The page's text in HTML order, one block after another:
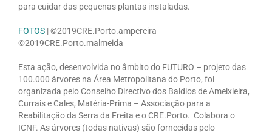
para cuidar das pequenas plantas instaladas.
FOTOS | ©2019CRE.Porto.ampereira
©2019CRE.Porto.malmeida
Esta ação, desenvolvida no âmbito do FUTURO – projeto das
100.000 árvores na Área Metropolitana do Porto, foi
organizada pelo Conselho Directivo dos Baldios de Ameixieira,
Currais e Cales, Matéria-Prima – Associação para a
Reabilitação da Serra da Freita e o CRE.Porto. Colabora o
ICNF. As árvores (todas nativas) são fornecidas pelo